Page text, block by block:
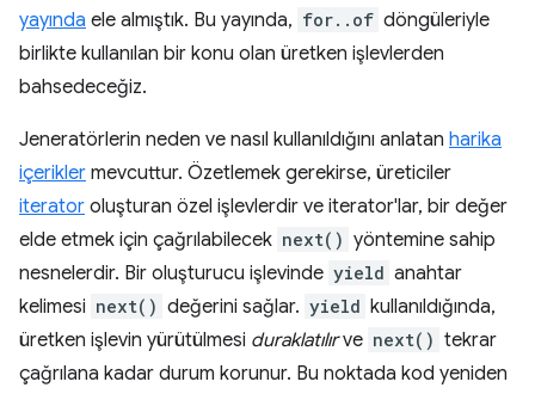
yayında ele almıştık. Bu yayında, for..of döngüleriyle
birlikte kullanılan bir konu olan üretken işlevlerden
bahsedeceğiz.
Jeneratörlerin neden ve nasıl kullanıldığını anlatan harika
içerikler mevcuttur. Özetlemek gerekirse, üreticiler
iterator oluşturan özel işlevlerdir ve iterator'lar, bir değer
elde etmek için çağrılabilecek next() yöntemine sahip
nesnelerdir. Bir oluşturucu işlevinde yield anahtar
kelimesi next() değerini sağlar. yield kullanıldığında,
üretken işlevin yürütülmesi duraklatılırve next() tekrar
çağrılana kadar durum korunur. Bu noktada kod yeniden